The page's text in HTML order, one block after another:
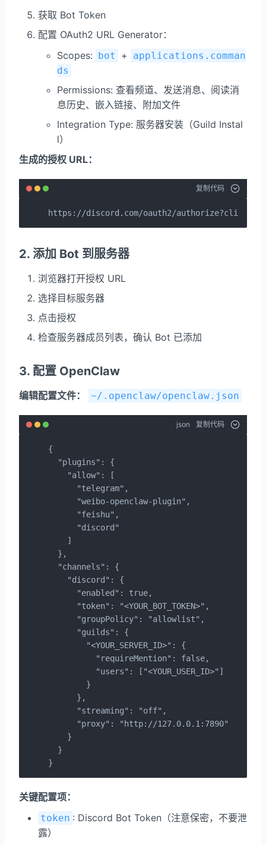
获取 Bot Token
配置 OAuth2 URL Generator：
Scopes: bot +
applications.comman
ds
Permissions: 查看频道、发送消息、阅读消
息历史、嵌入链接、附加文件
Integration Type: 服务器安装（Guild Instal
l）
生成的授权 URL：
复制代码
https://discord.com/oauth2/
2. 添加 Bot 到服务器
浏览器打开授权 URL
选择目标服务器
点击授权
检查服务器成员列表，确认 Bot 已添加
3. 配置 OpenClaw
编辑配置文件： ~/.openclaw/openclaw.json
json 复制代码
{
  "plugins": {
    "allow": [
      "telegram",
      "weibo-openclaw-plugin",
      "feishu",
      "discord"
    ]
  },
  "channels": {
    "discord": {
      "enabled": true,
      "token": "<YOUR_BOT_TOKEN>",
      "groupPolicy": "allowlist",
      "guilds": {
        "<YOUR_SERVER_ID>": {
          "requireMention": false,
          "users": ["<YOUR_USER_ID>"]
        }
      },
      "streaming": "off",
      "proxy": "http://127.0.0.1:7890"
    }
  }
}
关键配置项：
token : Discord Bot Token（注意保密，不要泄
露）